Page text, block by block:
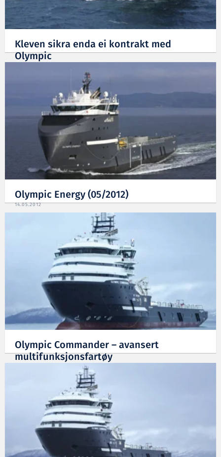
Kleven sikra enda ei kontrakt med
Olympic
Olympic Energy (05/2012)
14.05.2012
Olympic Commander – avansert
multifunksjonsfartøy